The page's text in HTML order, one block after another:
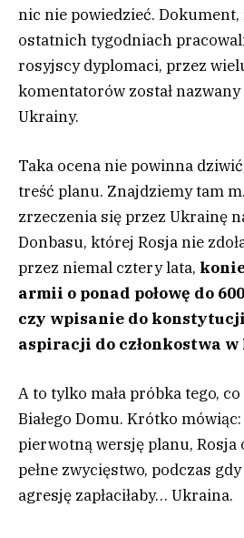
nic nie powiedzieć.
ostatnich tygodniach
rosyjscy dyplomaci, przez
komentatorów został
Ukrainy.
Taka ocena nie powinna
treść planu. Znajdziemy tam
zrzeczenia się przez Ukrainę
Donbasu, której Rosja nie
przez niemal cztery lata,
armii o ponad połowę do
czy wpisanie do
aspiracji do członkostwa w
A to tylko mała próbka tego, co
Białego Domu. Krótko
pierwotną wersję planu, Rosja
pełne zwycięstwo, podczas
agresję zapłaciłaby… Ukraina.